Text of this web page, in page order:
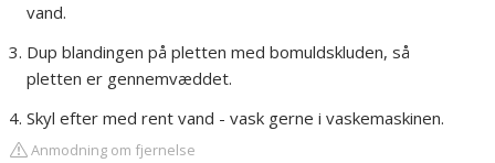
vand.
Dup blandingen på pletten med bomuldskluden, så
pletten er gennemvæddet.
Skyl efter med rent vand - vask gerne i vaskemaskinen.
Anmodning om fjernelse